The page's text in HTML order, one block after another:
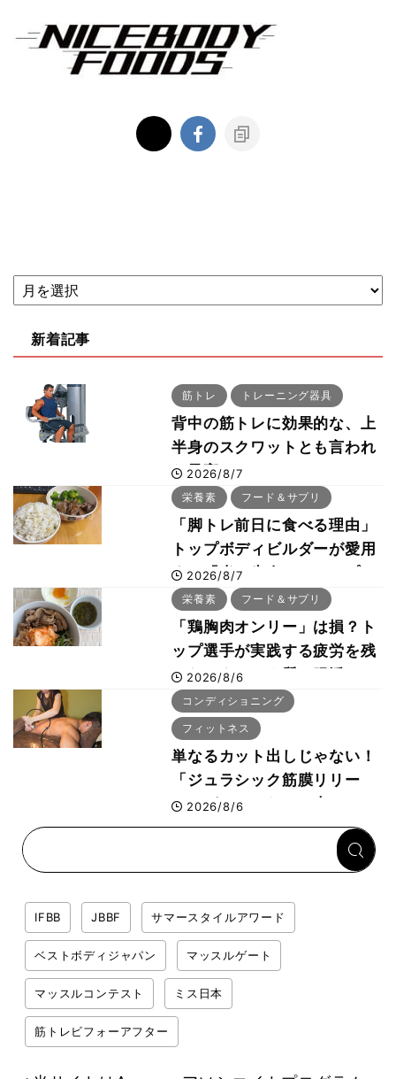
新着記事
筋トレ トレーニング器具
背中の筋トレに効果的な、上
半身のスクワットとも言われ
た最高マシン“ノーチラス・
プルオーバーマシン”とは？
2026/8/7
栄養素 フード＆サプリ
「脚トレ前日に食べる理由」
トップボディビルダーが愛用
する「米＋牛肉」のシンプル
回復メシとは？
2026/8/7
栄養素 フード＆サプリ
「鶏胸肉オンリー」は損？ト
ップ選手が実践する疲労を残
さないタンパク質＆腸活コン
ボ
2026/8/6
コンディショニング
フィットネス
単なるカット出しじゃない！
「ジュラシック筋膜リリー
ス」が口コミだけで大ヒット
した納得の理由 木澤大祐が
2026/8/6
IFBB JBBF サマースタイルアワード
ベストボディジャパン マッスルゲート
マッスルコンテスト ミス日本
筋トレビフォーアフター